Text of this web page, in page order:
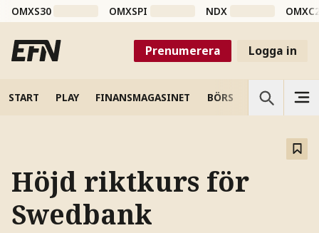
OMXS30 OMXSPI NDX
Prenumerera Logga in
START PLAY FINANSMAGASINET BÖRS VETENSKAP
Höjd riktkurs för
Swedbank